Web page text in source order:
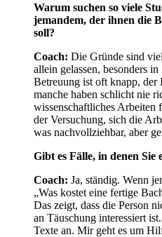
Warum suchen so viele
jemandem, der ihnen die
soll?
Coach: Die Gründe sind
allein gelassen, besonders
Betreuung ist oft knapp, der
manche haben schlicht nie
wissenschaftliches Arbeiten
der Versuchung, sich die
was nachvollziehbar, aber
Gibt es Fälle, in denen Sie
Coach: Ja, ständig. Wenn
„Was kostet eine fertige
Das zeigt, dass die Person
an Täuschung interessiert
Texte an. Mir geht es um